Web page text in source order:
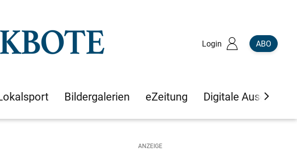
Login ABO
Bildergalerien eZeitung Digitale Ausgaben